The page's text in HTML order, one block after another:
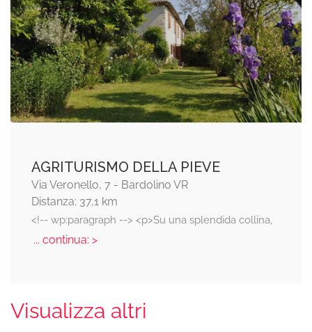
AGRITURISMO DELLA PIEVE
Via Veronello, 7 - Bardolino VR
Distanza: 37,1 km
<!-- wp:paragraph --> <p>Su una splendida collina,
... continua: >
Visualizza altri